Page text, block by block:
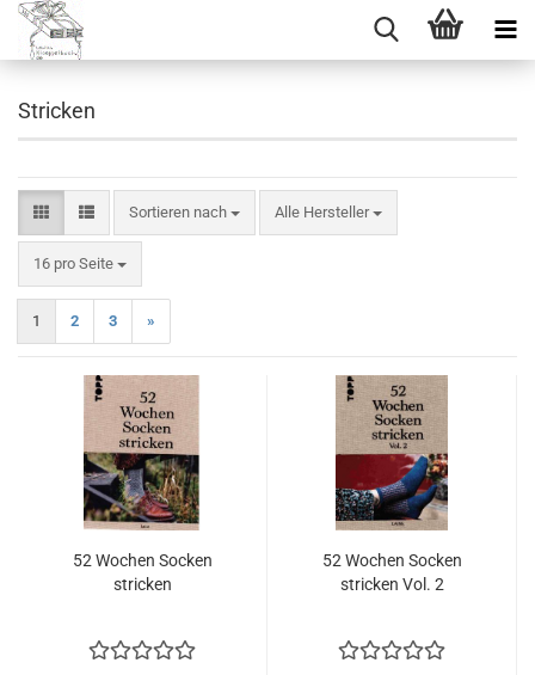
Stricken
Sortieren nach
Sortieren nach Alle Hersteller
16 pro Seite
pro Seite
1 2 3 »
52 Wochen Socken
stricken
52 Wochen Socken
stricken Vol. 2